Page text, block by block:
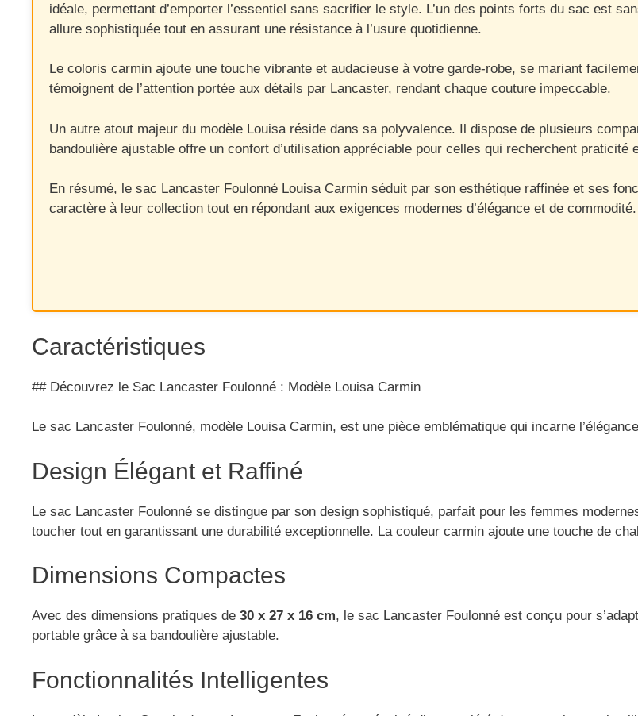
idéale, permettant d’emporter l’essentiel sans sacrifier le style. L’un des points forts du sac est
allure sophistiquée tout en assurant une résistance à l’usure quotidienne.
Le coloris carmin ajoute une touche vibrante et audacieuse à votre garde-robe, se mariant
témoignent de l’attention portée aux détails par Lancaster, rendant chaque couture impeccable.
Un autre atout majeur du modèle Louisa réside dans sa polyvalence. Il dispose de plusieurs
bandoulière ajustable offre un confort d’utilisation appréciable pour celles qui recherchent praticité
En résumé, le sac Lancaster Foulonné Louisa Carmin séduit par son esthétique raffinée et ses
caractère à leur collection tout en répondant aux exigences modernes d’élégance et de commodité.
Caractéristiques
## Découvrez le Sac Lancaster Foulonné : Modèle Louisa Carmin
Le sac Lancaster Foulonné, modèle Louisa Carmin, est une pièce emblématique qui incarne
Design Élégant et Raffiné
Le sac Lancaster Foulonné se distingue par son design sophistiqué, parfait pour les femmes
toucher tout en garantissant une durabilité exceptionnelle. La couleur carmin ajoute une touche de
Dimensions Compactes
Avec des dimensions pratiques de 30 x 27 x 16 cm, le sac Lancaster Foulonné est conçu pour
portable grâce à sa bandoulière ajustable.
Fonctionnalités Intelligentes